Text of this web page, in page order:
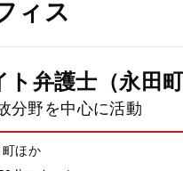
ィス
弁護士（永田町
分野を中心に活動
町ほか